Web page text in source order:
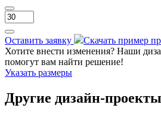
Оставить заявку
Скачать пример
Хотите внести изменения? Наши
помогут вам найти решение!
Указать размеры
Другие дизайн-проекты